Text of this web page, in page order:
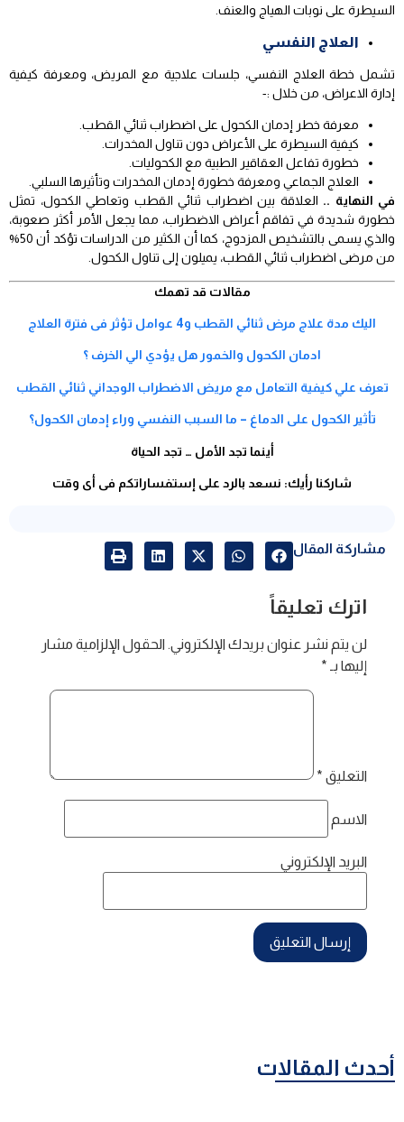
السيطرة على نوبات الهياج والعنف.
العلاج النفسي
تشمل خطة العلاج النفسي، جلسات علاجية مع المريض، ومعرفة كيفية
إدارة الاعراض، من خلال :-
معرفة خطر إدمان الكحول على اضطراب ثنائي القطب.
كيفية السيطرة على الأعراض دون تناول المخدرات.
خطورة تفاعل العقاقير الطبية مع الكحوليات.
العلاج الجماعي ومعرفة خطورة إدمان المخدرات وتأثيرها السلبي.
في النهاية .. العلاقة بين اضطراب ثنائي القطب وتعاطي الكحول، تمثل
خطورة شديدة في تفاقم أعراض الاضطراب، مما يجعل الأمر أكثر صعوبة،
والذي يسمى بالتشخيص المزدوج، كما أن الكثير من الدراسات تؤكد أن 50%
من مرضى اضطراب ثنائي القطب، يميلون إلى تناول الكحول.
مقالات قد تهمك
اليك مدة علاج مرض ثنائي القطب و4 عوامل تؤثر فى فترة العلاج
ادمان الكحول والخمور هل يؤدي الي الخرف ؟
تعرف علي كيفية التعامل مع مريض الاضطراب الوجداني ثنائي القطب
تأثير الكحول على الدماغ – ما السبب النفسي وراء إدمان الكحول؟
أينما تجد الأمل … تجد الحياة
شاركنا رأيك: نسعد بالرد على إستفساراتكم فى أى وقت
مشاركة المقال
اترك تعليقاً
لن يتم نشر عنوان بريدك الإلكتروني. الحقول الإلزامية مشار
إليها بـ *
التعليق *
الاسم
البريد الإلكتروني
أحدث المقالات